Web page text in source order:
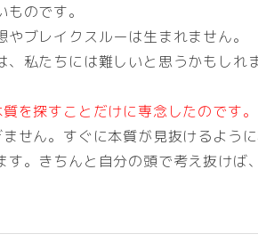
のです。
ブレイクスルーは生まれません。
私たちには難しいと思うかもしれ
を探すことだけに専念したのです。
せん。すぐに本質が見抜けるよう
す。きちんと自分の頭で考え抜けば